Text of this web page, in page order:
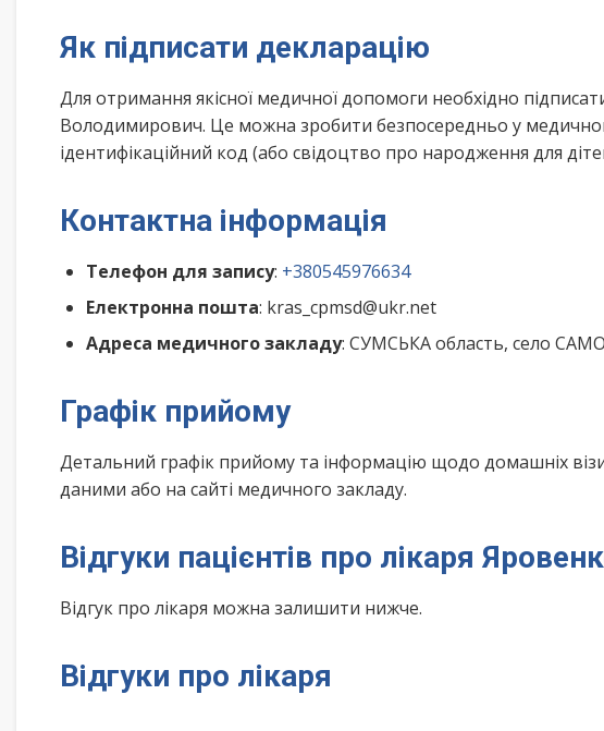
Як підписати декларацію
Для отримання якісної медичної допомоги необхідно
Володимирович. Це можна зробити безпосередньо у
ідентифікаційний код (або свідоцтво про народження для
Контактна інформація
Телефон для запису: +380545976634
Електронна пошта: kras_cpmsd@ukr.net
Адреса медичного закладу: СУМСЬКА область, село
Графік прийому
Детальний графік прийому та інформацію щодо домашніх
даними або на сайті медичного закладу.
Відгуки пацієнтів про лікаря
Відгук про лікаря можна залишити нижче.
Відгуки про лікаря